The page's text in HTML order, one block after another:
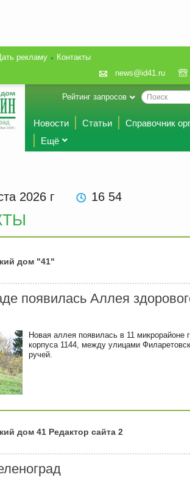
рекламу
Контакты
news@id41.ru
Рейтинг запросов
Новости Статьи
Справочник
Ещё
2026 г 16:54
дом "41"
появилась Аллея
Новая аллея появилась в 11 микрорайоне
корпуса 1144, между улицами
ручей.
дом 41 Редактор сайта 2